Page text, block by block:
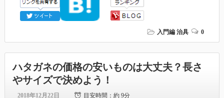
入門編 治具 0
ハタガネの価格の安いものは大丈夫？長さ
やサイズで決めよう！
2018年12月22日 目安時間：約 9分